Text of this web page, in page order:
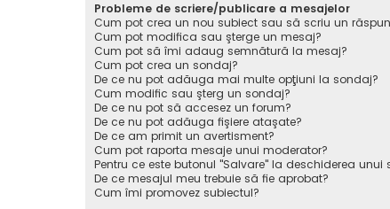
Probleme de scriere/publicare a mesajelor
Cum pot crea un nou subiect sau să scriu un
Cum pot modifica sau şterge un mesaj?
Cum pot să îmi adaug semnătură la mesaj?
Cum pot crea un sondaj?
De ce nu pot adăuga mai multe opţiuni la sondaj?
Cum modific sau şterg un sondaj?
De ce nu pot să accesez un forum?
De ce nu pot adăuga fişiere ataşate?
De ce am primit un avertisment?
Cum pot raporta mesaje unui moderator?
Pentru ce este butonul "Salvare" la deschiderea unui
De ce mesajul meu trebuie să fie aprobat?
Cum îmi promovez subiectul?